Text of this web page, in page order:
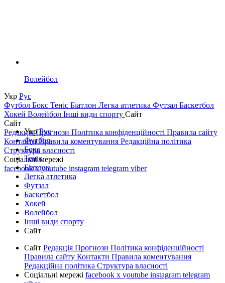
Волейбол
Укр Рус
Футбол Бокс Теніс Біатлон Легка атлетика Футзал Баскетбол
Хокей Волейбол Інші види спорту Сайт
Сайт
РедакціяПрогнози Політика конфіденційності Правила сайту
КонтактиПравила коментування Редакційна політика
Структура власності
Соціальні мережі
facebookxyoutube instagram telegram viber
УкрРус
Футбол
Бокс
Теніс
Біатлон
Легка атлетика
Футзал
Баскетбол
Хокей
Волейбол
Інші види спорту
Сайт
Сайт Редакція Прогнози Політика конфіденційності
Правила сайту Контакти Правила коментування
Редакційна політика Структура власності
Соціальні мережі facebook x youtube instagram telegram